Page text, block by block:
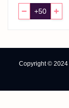
− +
Copyright © 2024